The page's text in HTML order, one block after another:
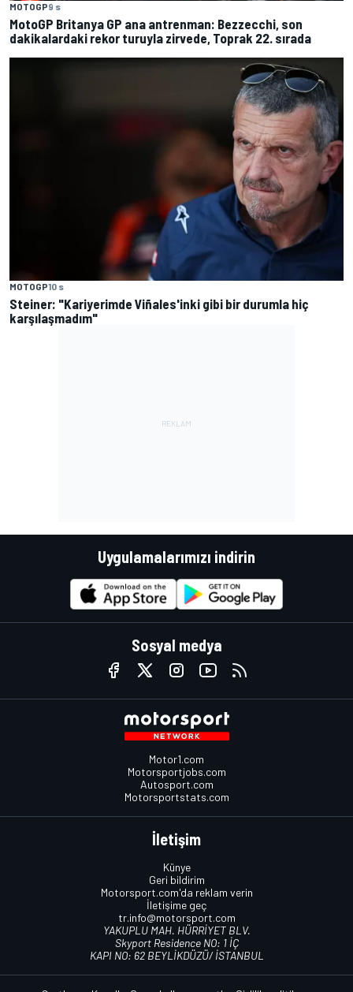
MOTOGP9 s
MotoGP Britanya GP ana antrenman: Bezzecchi, son
dakikalardaki rekor turuyla zirvede, Toprak 22. sırada
MOTOGP10 s
Steiner: "Kariyerimde Viñales'inki gibi bir durumla hiç
karşılaşmadım"
Uygulamalarımızı indirin
Sosyal medya
Motor1.com
Motorsportjobs.com
Autosport.com
Motorsportstats.com
İletişim
Künye
Geri bildirim
Motorsport.com'da reklam verin
İletişime geç
tr.info@motorsport.com
YAKUPLU MAH. HÜRRİYET BLV.
Skyport Residence NO: 1 İÇ
KAPI NO: 62 BEYLİKDÜZÜ/ İSTANBUL